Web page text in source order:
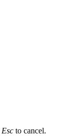
Esc to cancel.